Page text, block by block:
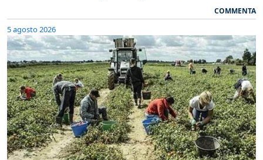
COMMENTA
5 agosto 2026